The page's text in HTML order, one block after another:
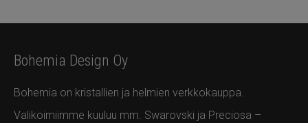
Bohemia Design Oy
Bohemia on kristallien ja helmien verkkokauppa.
Valikoimiimme kuuluu mm. Swarovski ja Preciosa –